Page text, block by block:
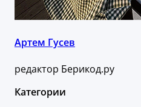
Артем Гусев
редактор Берикод.ру
Категории